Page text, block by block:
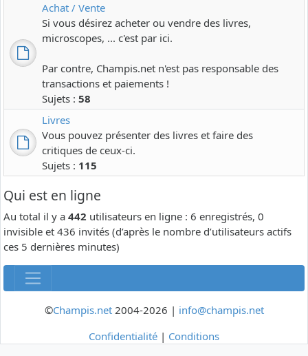
Achat / Vente
Si vous désirez acheter ou vendre des livres,
microscopes, ... c'est par ici.
Par contre, Champis.net n'est pas responsable des
transactions et paiements !
Sujets : 58
Livres
Vous pouvez présenter des livres et faire des
critiques de ceux-ci.
Sujets : 115
Qui est en ligne
Au total il y a 442 utilisateurs en ligne : 6 enregistrés, 0
invisible et 436 invités (d’après le nombre d’utilisateurs actifs
ces 5 dernières minutes)
©Champis.net2004-2026 | info@champis.net
Confidentialité | Conditions